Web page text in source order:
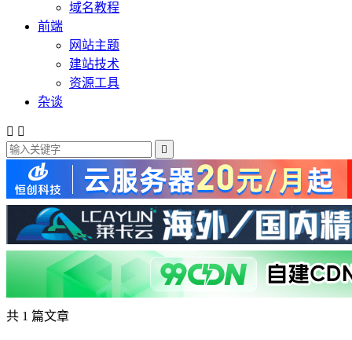
域名教程
前端
网站主题
建站技术
资源工具
杂谈
 

共 1 篇文章